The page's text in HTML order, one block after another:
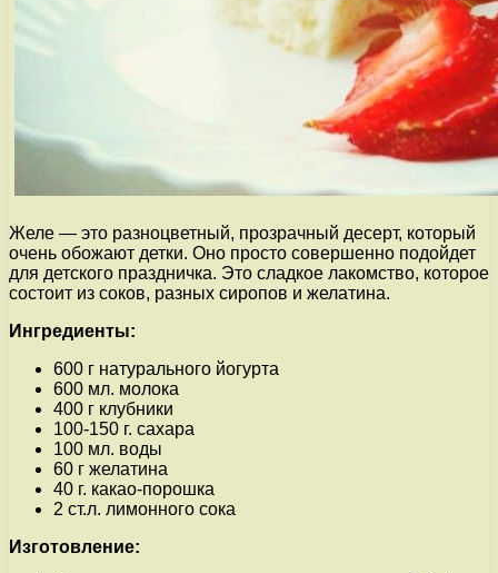
Желе — это разноцветный, прозрачный десерт, который
очень обожают детки. Оно просто совершенно подойдет
для детского праздничка. Это сладкое лакомство, которое
состоит из соков, разных сиропов и желатина.
Ингредиенты:
600 г натурального йогурта
600 мл. молока
400 г клубники
100-150 г. сахара
100 мл. воды
60 г желатина
40 г. какао-порошка
2 ст.л. лимонного сока
Изготовление: